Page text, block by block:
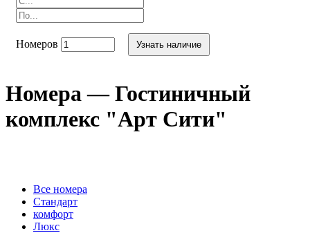
Номеров Узнать наличие
Номера — Гостиничный
комплекс "Арт Сити"
Вcе номера
Стандарт
комфорт
Люкс